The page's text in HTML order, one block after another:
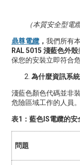
（本質安全型電
鼎尊電纜， 我們所有
RAL 5015 淺藍色外殼
保您的安裝立即符合
為什麼資訊系
淺藍色顏色代碼並非
危險區域工作的人員。
表1：藍色IS電纜的安
問題